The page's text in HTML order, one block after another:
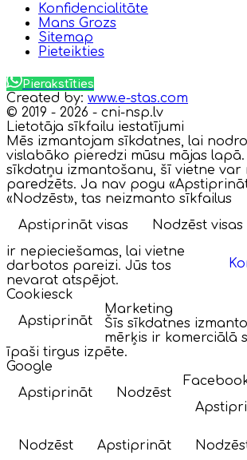
Konfidencialitāte
Mans Grozs
Sitemap
Pieteikties
Pierakstīties
Created by: www.e-stas.com
© 2019 - 2026 - cni-nsp.lv
Lietotāja sīkfailu iestatījumi
Mēs izmantojam sīkdatnes, lai
vislabāko pieredzi mūsu mājas
sīkdatņu izmantošanu, šī vietne var
paredzēts. Ja nav pogu
«Nodzēst», tas neizmanto sīkfailus
Apstiprināt visas
Nodzēst visas
ir nepieciešamas, lai vietne
darbotos pareizi. Jūs tos
nevarat atspējot.
Cookiesck
Apstiprināt
Marketing
Šīs sīkdatnes
mērķis ir komerciālā
īpaši tirgus izpēte.
Google
Apstiprināt
Nodzēst
Nodzēst Apstiprināt